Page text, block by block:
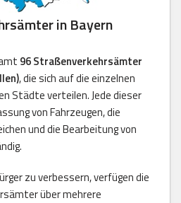
in Bayern
96 Straßenverkehrsämter
, die sich auf die einzelnen
Städte verteilen. Jede dieser
von Fahrzeugen, die
und die Bearbeitung von
zu verbessern, verfügen die
über mehrere